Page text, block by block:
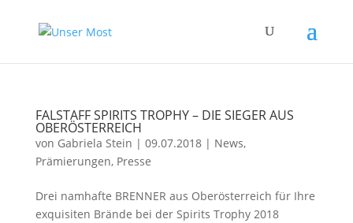
FALSTAFF SPIRITS TROPHY – DIE SIEGER AUS
OBERÖSTERREICH
von Gabriela Stein | 09.07.2018| News,
Prämierungen, Presse
Drei namhafte BRENNER aus Oberösterreich für Ihre
exquisiten Brände bei der Spirits Trophy 2018